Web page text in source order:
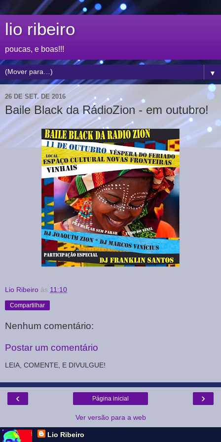
lio ribeiro
poucas, e boas!!!
▼
26 DE SET. DE 2016
Baile Black da RádioZion - em outubro!
Lio Ribeiro às 11:10
Compartilhar
Nenhum comentário:
Postar um comentário
LEIA, COMENTE, E DIVULGUE!
‹ ›
Página inicial
Ver versão para a web
Lio Ribeiro